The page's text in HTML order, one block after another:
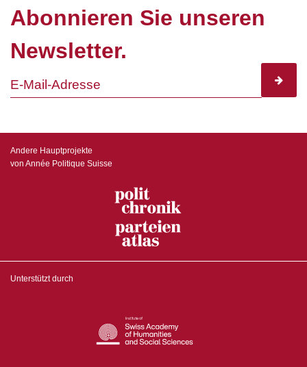
Abonnieren Sie unseren
Newsletter.
Andere Hauptprojekte
von Année Politique Suisse
Unterstützt durch